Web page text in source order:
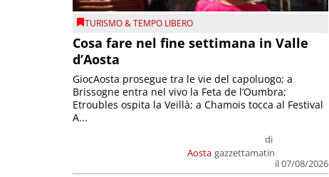
TURISMO & TEMPO LIBERO
Cosa fare nel fine settimana in Valle
d’Aosta
Aosta
di
gazzettamatin
il 07/08/2026
GiocAosta prosegue tra le vie del capoluogo; a
Brissogne entra nel vivo la Feta de l’Oumbra;
Etroubles ospita la Veillà; a Chamois tocca al Festival
A...